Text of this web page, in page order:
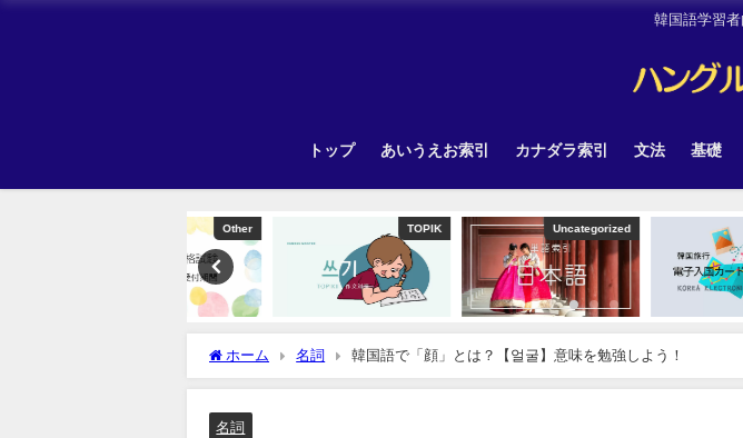
韓国語学習
トップ あいうえお索引 カナダラ索引 文法 基礎
Uncategorized 韓国旅行
ホーム 名詞 韓国語で「顔」とは？【얼굴】意味を勉強しよう！
名詞